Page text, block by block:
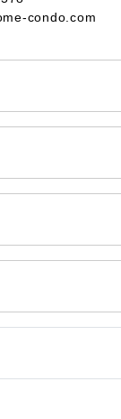
condo.com